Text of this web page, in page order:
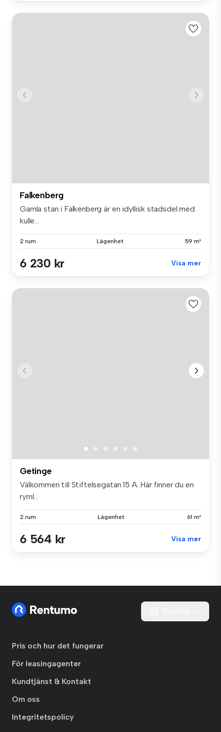
Falkenberg
Gamla stan i Falkenberg är en idyllisk stadsdel med
kulle...
2 rum Lägenhet 59 m²
6 230 kr Visa mer
Getinge
Välkommen till Stiftelsegatan 15 A. Här finner du en
ryml...
2 rum Lägenhet 61 m²
6 564 kr Visa mer
Pris och hur det fungerar
För leasingagenter
Kundtjänst & Kontakt
Om oss
Integritetspolicy